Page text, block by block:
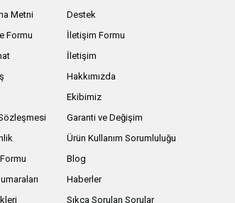
Metni
Formu
Destek
İletişim Formu
İletişim
Hakkımızda
Ekibimiz
Garanti ve Değişim
Ürün Kullanım Sorumluluğu
Blog
Haberler
Sıkça Sorulan Sorular